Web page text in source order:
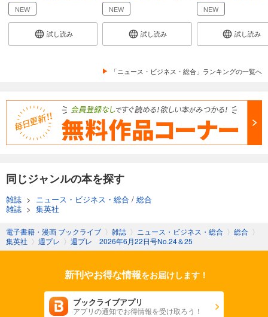
週プレ 2026年1月12日号No.1＆2
550円 (税込)
カート
試し読み
あらすじを表示する
589円 (税込)
週プレ 2025年12月22日号No.51
あらすじを表示する
NEW
試し読み
NEW
試し読み
NEW
試し読み
「ニュース・ビジネス・総合」ランキングの一覧へ
同じジャンルの本を探す
雑誌 > ニュース・ビジネス・総合 / 総合
雑誌 > 集英社
電子書籍・漫画 ブックライブ 〉 雑誌 〉 ニュース・ビジネス・総合 〉 総合 〉
集英社 〉 週プレ 〉 週プレ 2026年6月22日号No.24＆25
新刊やお得な情報をお届けします！
ブックライブアプリ
アプリの通知でお得情報を受け取ろう！